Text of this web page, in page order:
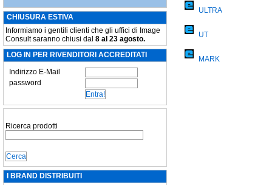
CHIUSURA ESTIVA
Informiamo i gentili clienti che gli uffici di Image
Consult saranno chiusi dal 8 al 23 agosto.
LOG IN PER RIVENDITORI ACCREDITATI
Indirizzo E-Mail
password
Ricerca prodotti
I BRAND DISTRIBUITI
ULTRA
UT
MARK